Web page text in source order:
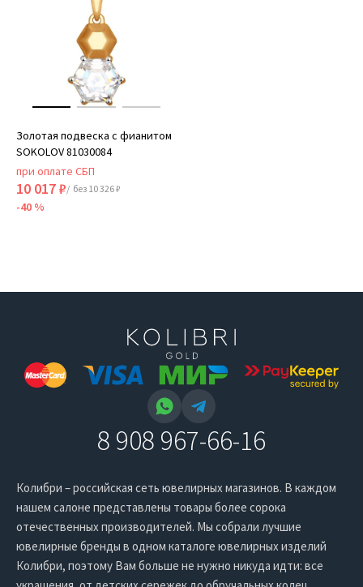
Золотая подвеска с фианитом
SOKOLOV 81030084
при оплате СБП
10 017 ₽/ без 10 326 ₽
-40 %
8 908 967-66-16
Колибри – российская сеть ювелирных магазинов. В каждом
нашем салоне представлены товары более сорока
отечественных производителей. Мы собрали лучшие
ювелирные бренды в одном каталоге ювелирных изделий
Колибри, поэтому Вам больше не нужно никуда идти: все